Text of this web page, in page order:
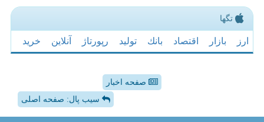
تگها
ارز بازار اقتصاد بانك تولید رپورتاژ آنلاین خرید
صفحه اخبار
سیب پال: صفحه اصلی